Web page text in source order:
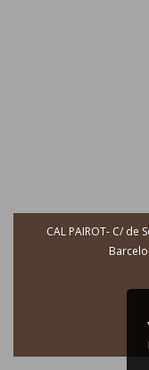
CAL PAIROT- C/